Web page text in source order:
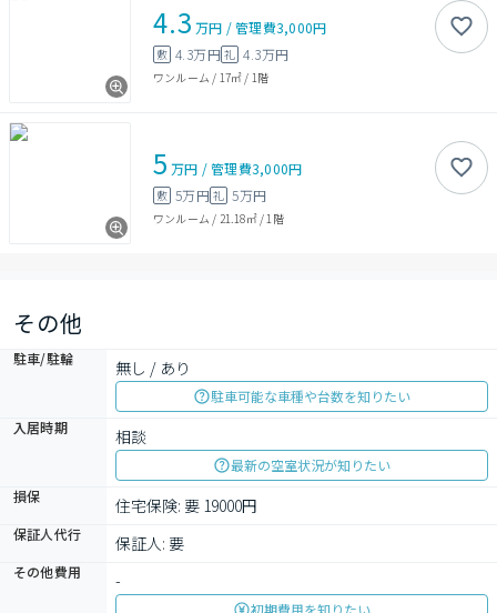
4.3 万円 /管理費3,000円
敷 4.3万円礼 4.3万円
ワンルーム / 17㎡ / 1階
5 万円 /管理費3,000円
敷 5万円礼 5万円
ワンルーム / 21.18㎡/ 1階
その他
駐車/駐輪 無し / あり
駐車可能な車種や台数を知りたい
入居時期
相談
最新の空室状況が知りたい
損保
住宅保険: 要 19000円
保証人代行 保証人: 要
その他費用 -
初期費用を知りたい